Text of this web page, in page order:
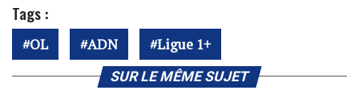
Tags :
OL ADN Ligue 1+
SUR LE MÊME SUJET